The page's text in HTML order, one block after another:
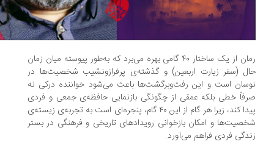
رمان از یک ساختار ۴۰ گامی بهره می‌برد که به‌طور پیوسته میان زمان
(سفر زیارت اربعین) و گذشته‌ی پرفرازونشیب شخصیت‌ها در
است و این رفت‌وبرگشت‌ها باعث می‌شود خواننده درکی نه
خطی بلکه عمقی از چگونگی بازنمایی حافظه‌ی جمعی و فردی
پیدا کند، زیرا هر گام از این ۴۰ گام، پنجره‌ای است به تجربه‌ی زیسته‌ی
و امکان بازخوانی رویدادهای تاریخی و فرهنگی در بستر
فردی فراهم می‌آورد.